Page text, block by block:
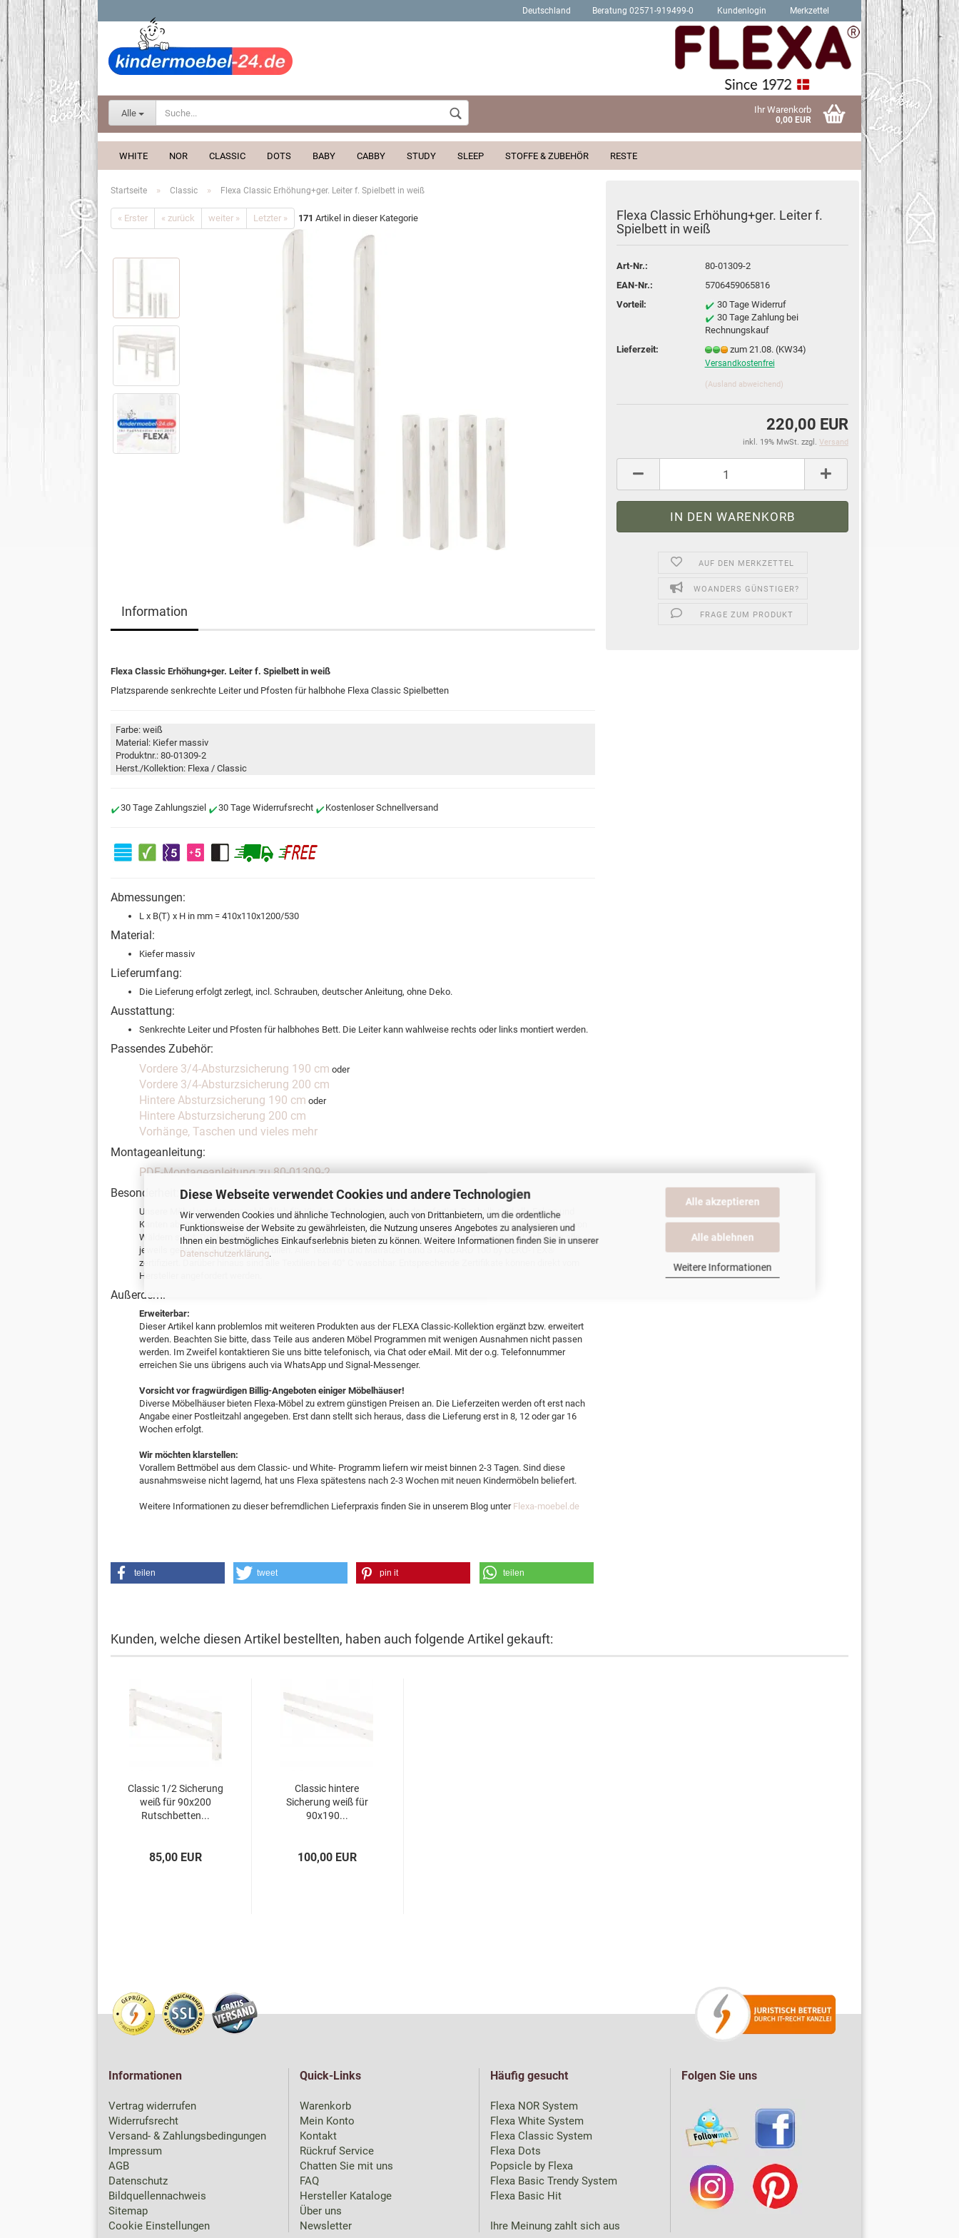
Diese Webseite verwendet Cookies und andere Technologien
Wir verwenden Cookies und ähnliche Technologien, auch von Drittanbietern, um die ordentliche
Funktionsweise der Website zu gewährleisten, die Nutzung unseres Angebotes zu analysieren und
Ihnen ein bestmögliches Einkaufserlebnis bieten zu können. Weitere Informationen finden Sie in unserer
Datenschutzerklärung.
Alle akzeptieren
Alle ablehnen
Weitere Informationen
Deutschland Beratung 02571-919499-0 Kundenlogin
Konto erstellen
Passwort vergessen?
Merkzettel
Alle Ihr Warenkorb
0,00 EUR
WHITE NOR CLASSIC DOTS BABY CABBY STUDY SLEEP STOFFE & ZUBEHÖR RESTE
Schrauben für Hit Produkte
Startseite » Classic » Flexa Classic Erhöhung+ger. Leiter f. Spielbett in weiß
« Erster « zurück weiter » Letzter » 171 Artikel in dieser Kategorie
Flexa Classic Erhöhung+ger. Leiter f.
Spielbett in weiß
Art-Nr.:
80-01309-2
EAN-Nr.:
5706459065816
Vorteil:
30 Tage Widerruf
30 Tage Zahlung bei
Rechnungskauf
Lieferzeit:
zum 21.08. (KW34)
Versandkostenfrei
(Ausland abweichend)
220,00 EUR
inkl. 19% MwSt. zzgl. Versand
AUF DEN MERKZETTEL
WOANDERS GÜNSTIGER?
FRAGE ZUM PRODUKT
Information
Flexa Classic Erhöhung+ger. Leiter f. Spielbett in weiß
Platzsparende senkrechte Leiter und Pfosten für halbhohe Flexa Classic Spielbetten
Farbe: weiß
Material: Kiefer massiv
Produktnr.: 80-01309-2
Herst./Kollektion: Flexa / Classic
30 Tage Zahlungsziel 30 Tage Widerrufsrecht Kostenloser Schnellversand
Abmessungen:
L x B(T) x H in mm = 410x110x1200/530
Material:
Kiefer massiv
Lieferumfang:
Die Lieferung erfolgt zerlegt, incl. Schrauben, deutscher Anleitung, ohne Deko.
Ausstattung:
Senkrechte Leiter und Pfosten für halbhohes Bett. Die Leiter kann wahlweise rechts oder links montiert werden.
Passendes Zubehör:
Vordere 3/4-Absturzsicherung 190 cm oder
Vordere 3/4-Absturzsicherung 200 cm
Hintere Absturzsicherung 190 cm oder
Hintere Absturzsicherung 200 cm
Vorhänge, Taschen und vieles mehr
Montageanleitung:
PDF-Montageanleitung zu 80-01309-2
Besonderheit:
Unsere Möbel werden ausschließlich für Kinder und Heranwachsende gefertigt. Deshalb sind alle Ecken und
Kanten abgerundet. Unsere Produkte aus Holz tragen das PEFC Siegel, das für nachhaltige Bewirtschaftung von
Wäldern steht. Der Hersteller verwendet ausschließlich umweltfreundliche, wasserbasierte UV-Lacke, die alle
jeweils geltenden EU-Normen erfüllen. Alle Textilien und Matratzen sind STANDARD 100 by OEKO-TEX®
zertifiziert. Darüber hinaus sind alle Textilien bei 40° C waschbar. Entsprechende Zertifikate können direkt vom
Hersteller angefordert werden.
Außerdem:
Erweiterbar:
Dieser Artikel kann problemlos mit weiteren Produkten aus der FLEXA Classic-Kollektion ergänzt bzw. erweitert
werden. Beachten Sie bitte, dass Teile aus anderen Möbel Programmen mit wenigen Ausnahmen nicht passen
werden. Im Zweifel kontaktieren Sie uns bitte telefonisch, via Chat oder eMail. Mit der o.g. Telefonnummer
erreichen Sie uns übrigens auch via WhatsApp und Signal-Messenger.
Vorsicht vor fragwürdigen Billig-Angeboten einiger Möbelhäuser!
Diverse Möbelhäuser bieten Flexa-Möbel zu extrem günstigen Preisen an. Die Lieferzeiten werden oft erst nach
Angabe einer Postleitzahl angegeben. Erst dann stellt sich heraus, dass die Lieferung erst in 8, 12 oder gar 16
Wochen erfolgt.
Wir möchten klarstellen:
Vorallem Bettmöbel aus dem Classic- und White- Programm liefern wir meist binnen 2-3 Tagen. Sind diese
ausnahmsweise nicht lagernd, hat uns Flexa spätestens nach 2-3 Wochen mit neuen Kindermöbeln beliefert.
Weitere Informationen zu dieser befremdlichen Lieferpraxis finden Sie in unserem Blog unter Flexa-moebel.de
teilen tweet pin it teilen
Kunden, welche diesen Artikel bestellten, haben auch folgende Artikel gekauft:
Classic 1/2 Sicherung
weiß für 90x200
Rutschbetten...
85,00 EUR
Classic hintere
Sicherung weiß für
90x190...
100,00 EUR
Informationen
Vertrag widerrufen
Widerrufsrecht
Versand- & Zahlungsbedingungen
Impressum
AGB
Datenschutz
Bildquellennachweis
Sitemap
Cookie Einstellungen
Quick-Links
Warenkorb
Mein Konto
Kontakt
Rückruf Service
Chatten Sie mit uns
FAQ
Hersteller Kataloge
Über uns
Newsletter
Häufig gesucht
Flexa NOR System
Flexa White System
Flexa Classic System
Flexa Dots
Popsicle by Flexa
Flexa Basic Trendy System
Flexa Basic Hit
Ihre Meinung zahlt sich aus
Folgen Sie uns